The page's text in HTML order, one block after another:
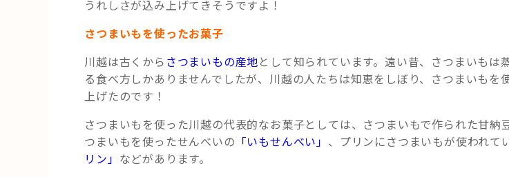
うれしさが込み上げてきそうですよ！
さつまいもを使ったお菓子
川越は古くから さつまいもの産地として知られています。遠い昔、さつまいもは
る食べ方しかありませんでしたが、川越の人たちは知恵をしぼり、さつまいもを
上げたのです！
さつまいもを使った川越の代表的なお菓子としては、さつまいもで作られた甘納
つまいもを使ったせんべいの 「いもせんべい」 、プリンにさつまいもが使われて
リン」 などがあります。